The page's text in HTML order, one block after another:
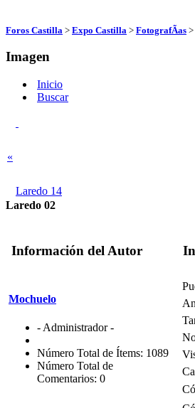
Foros Castilla > Expo Castilla > FotografÃ­as >
Imagen
Inicio
Buscar
«
Laredo 14
Laredo 02
Información del Autor
Mochuelo
- Administrador -
Número Total de Ítems: 1089
Número Total de
Comentarios: 0